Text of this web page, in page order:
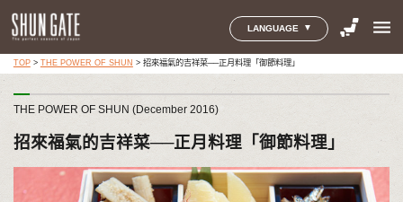
LANGUAGE menu
TOP> THE POWER OF SHUN > 招來福氣的吉祥菜──正月料理「御節料理」
THE POWER OF SHUN (December 2016)
招來福氣的吉祥菜──正月料理「御節料理」